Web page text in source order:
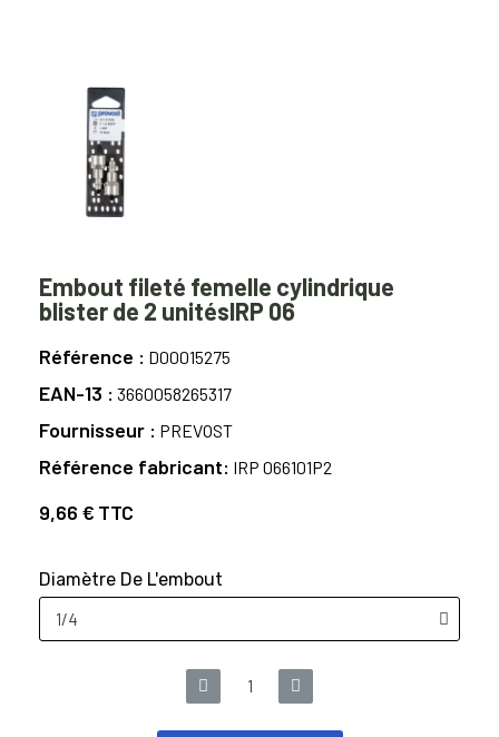
Embout fileté femelle cylindrique
blister de 2 unitésIRP 06
Référence D00015275
EAN-13 3660058265317
Fournisseur PREVOST
Référence fabricant IRP 066101P2
9,66 € TTC
Diamètre De L'embout